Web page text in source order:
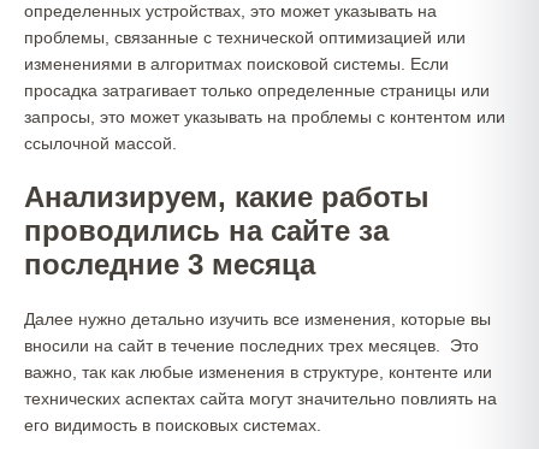
определенных устройствах, это может указывать на
проблемы, связанные с технической оптимизацией или
изменениями в алгоритмах поисковой системы. Если
просадка затрагивает только определенные страницы или
запросы, это может указывать на проблемы с контентом или
ссылочной массой.
Анализируем, какие работы
проводились на сайте за
последние 3 месяца
Далее нужно детально изучить все изменения, которые вы
вносили на сайт в течение последних трех месяцев. Это
важно, так как любые изменения в структуре, контенте или
технических аспектах сайта могут значительно повлиять на
его видимость в поисковых системах.